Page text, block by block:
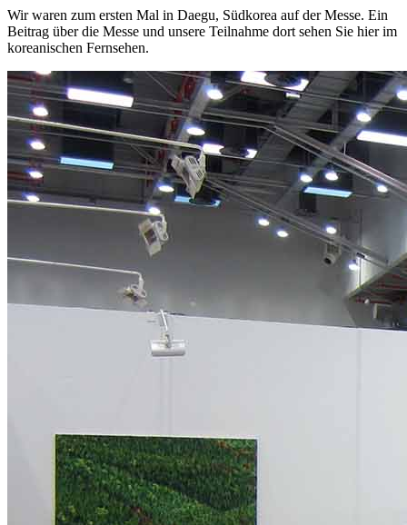
Wir waren zum ersten Mal in Daegu, Südkorea auf der Messe. Ein
Beitrag über die Messe und unsere Teilnahme dort sehen Sie hier im
koreanischen Fernsehen.